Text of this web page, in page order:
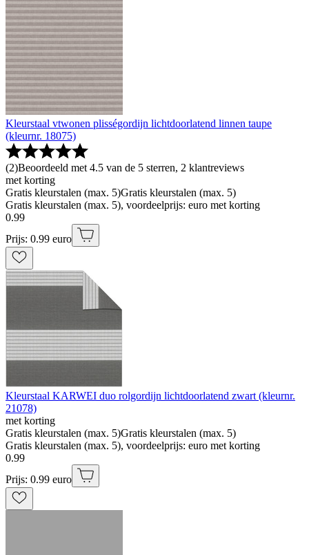
Kleurstaal vtwonen plisségordijn lichtdoorlatend linnen taupe
(kleurnr. 18075)
(2)Beoordeeld met 4.5 van de 5 sterren, 2 klantreviews
met korting
Gratis kleurstalen (max. 5)Gratis kleurstalen (max. 5)
Gratis kleurstalen (max. 5), voordeelprijs: euro met korting
0.99
Prijs: 0.99 euro
Kleurstaal KARWEI duo rolgordijn lichtdoorlatend zwart (kleurnr.
21078)
met korting
Gratis kleurstalen (max. 5)Gratis kleurstalen (max. 5)
Gratis kleurstalen (max. 5), voordeelprijs: euro met korting
0.99
Prijs: 0.99 euro